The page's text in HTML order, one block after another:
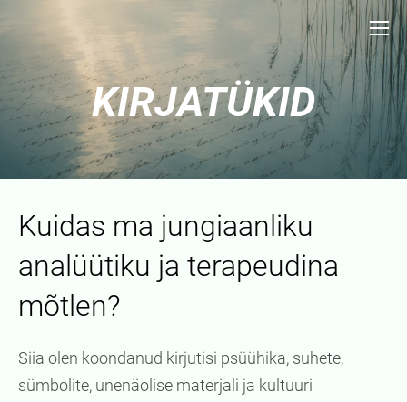
KIRJATÜKID
Kuidas ma jungiaanliku
analüütiku ja terapeudina
mõtlen?
Siia olen koondanud kirjutisi psüühika, suhete,
sümbolite, unenäolise materjali ja kultuuri